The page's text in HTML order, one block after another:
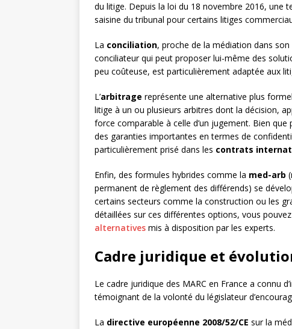
du litige. Depuis la loi du 18 novembre 2016,
saisine du tribunal pour certains litiges
La conciliation, proche de la médiation dans
conciliateur qui peut proposer lui-même des
peu coûteuse, est particulièrement adaptée aux
L’arbitrage représente une alternative plus
litige à un ou plusieurs arbitres dont la décision,
force comparable à celle d’un jugement. Bien
des garanties importantes en termes de
particulièrement prisé dans les contrats
Enfin, des formules hybrides comme la med-arb
permanent de règlement des différends) se
certains secteurs comme la construction ou les
détaillées sur ces différentes options, vous pouvez
alternatives mis à disposition par les experts.
Cadre juridique et
Le cadre juridique des MARC en France a connu
témoignant de la volonté du législateur
La directive européenne 2008/52/CE sur la